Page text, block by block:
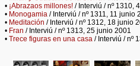
• ¡Abrazaos millones! / Interviú / nº 1310,
• Monogamia / Interviú / nº 1311, 11 junio
• Meditación / Interviú / nº 1312, 18 junio
• Fran / Interviú / nº 1313, 25 junio 2001
•Trece figuras en una casa / Interviú / nº